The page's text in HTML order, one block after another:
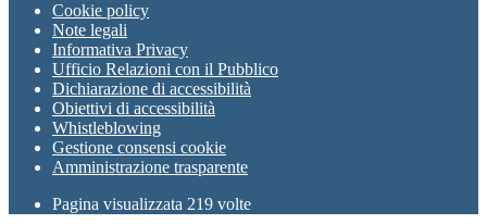
Cookie policy
Note legali
Informativa Privacy
Ufficio Relazioni con il Pubblico
Dichiarazione di accessibilità
Obiettivi di accessibilità
Whistleblowing
Gestione consensi cookie
Amministrazione trasparente
Pagina visualizzata 219 volte